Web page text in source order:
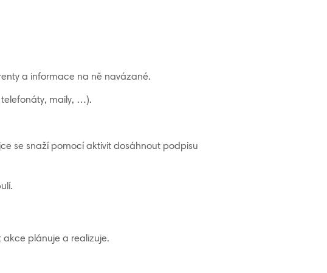
a informace na ně navázané.
telefonáty, maily, …).
se snaží pomocí aktivit dosáhnout podpisu
plánuje a realizuje.